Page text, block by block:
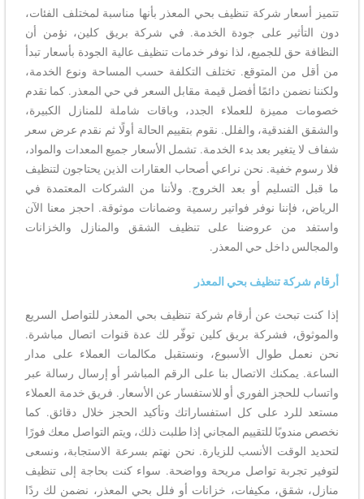
تتميز أسعار شركة تنظيف بحي المعذر بأنها مناسبة لمختلف الفئات،
دون التأثير على جودة الخدمة. في شركة بريق كلين، نؤمن أن
النظافة حق للجميع، لذا نوفر خدمات تنظيف عالية الجودة بأسعار تبدأ
من أقل من المتوقع. تختلف التكلفة حسب المساحة ونوع الخدمة،
ولكننا نضمن دائمًا أفضل قيمة مقابل السعر في حي المعذر. كما نقدم
خصومات مميزة للعملاء الجدد، وباقات شاملة للمنازل الكبيرة،
والشقق الفندقية، والفلل. نقوم بتقييم الحالة أولًا ثم نقدم عرض سعر
شفاف لا يتغير بعد بدء الخدمة. تشمل الأسعار جميع المعدات والمواد،
فلا رسوم خفية. نحن نراعي أصحاب العقارات الذين يحتاجون لتنظيف
ما قبل التسليم أو بعد الخروج. ولأننا من الشركات المعتمدة في
الرياض، فإننا نوفر فواتير رسمية وضمانات موثوقة. احجز معنا الآن
واستفد من عروضنا على تنظيف الشقق والمنازل والخزانات
والمجالس داخل حي المعذر.
أرقام شركة تنظيف بحي المعذر
إذا كنت تبحث عن أرقام شركة تنظيف بحي المعذر للتواصل السريع
والموثوق، فشركة بريق كلين توفّر لك عدة قنوات اتصال مباشرة.
نحن نعمل طوال الأسبوع، ونستقبل مكالمات العملاء على مدار
الساعة. يمكنك الاتصال بنا على الرقم المباشر أو إرسال رسالة عبر
واتساب للحجز الفوري أو للاستفسار عن الأسعار. فريق خدمة العملاء
مستعد للرد على كل استفساراتك وتأكيد الحجز خلال دقائق. كما
نخصص مندوبًا للتقييم المجاني إذا طلبت ذلك، ويتم التواصل معك فورًا
لتحديد الوقت الأنسب للزيارة. نحن نهتم بسرعة الاستجابة، ونسعى
لتوفير تجربة تواصل مريحة وواضحة. سواء كنت بحاجة إلى تنظيف
منازل، شقق، مكيفات، خزانات أو فلل بحي المعذر، نضمن لك ردًا